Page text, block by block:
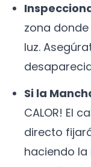
zona
luz.
Si la
CALOR! El
directo
haciendo